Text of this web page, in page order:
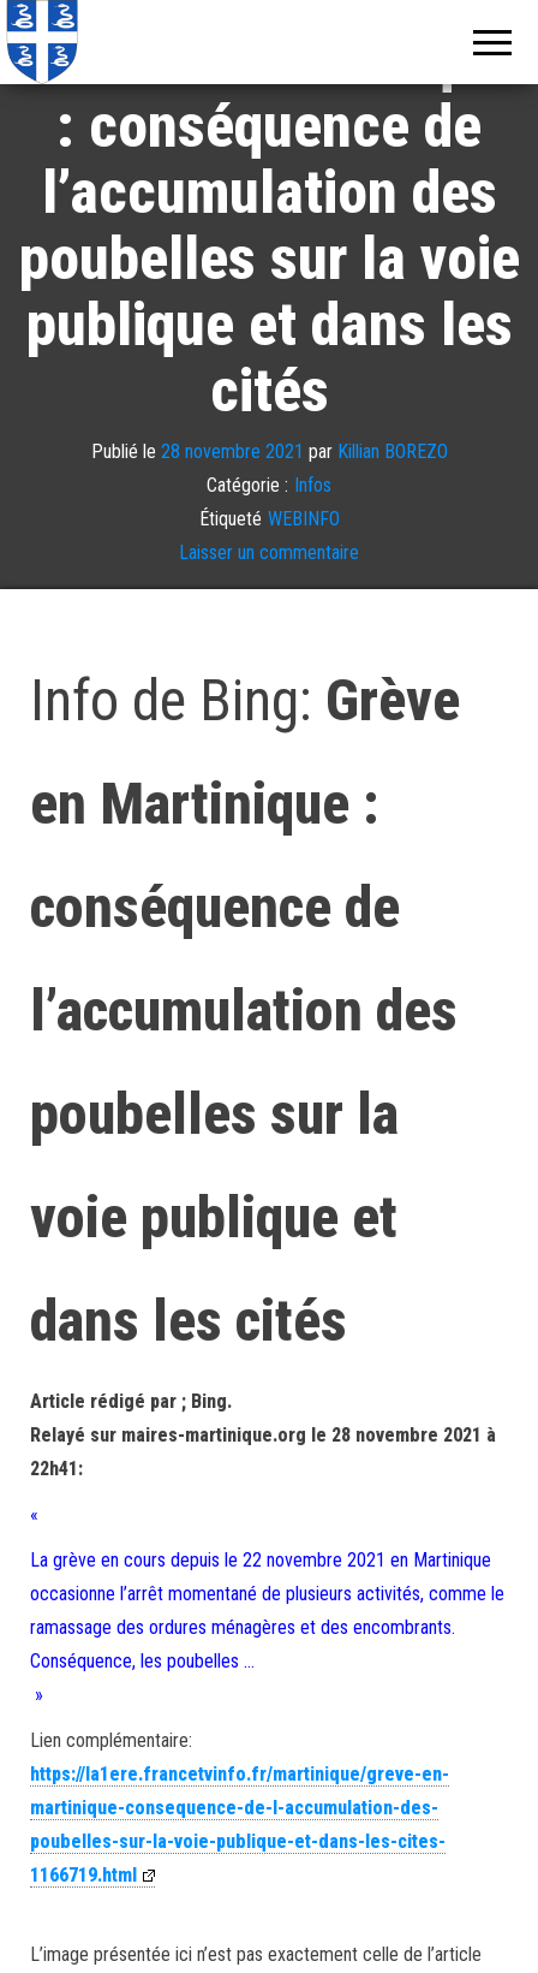
Grève en Martinique
: conséquence de
l’accumulation des
poubelles sur la voie
publique et dans les
cités
Publié le 28 novembre 2021 par Killian BOREZO
Catégorie : Infos
Étiqueté WEBINFO
Laisser un commentaire
Info de Bing: Grève
en Martinique :
conséquence de
l’accumulation des
poubelles sur la
voie publique et
dans les cités
Article rédigé par ; Bing.
Relayé sur maires-martinique.org le 28 novembre 2021 à
22h41:
«
La grève en cours depuis le 22 novembre 2021 en Martinique
occasionne l’arrêt momentané de plusieurs activités, comme le
ramassage des ordures ménagères et des encombrants.
Conséquence, les poubelles …
»
Lien complémentaire:
https://la1ere.francetvinfo.fr/martinique/greve-en-
martinique-consequence-de-l-accumulation-des-
poubelles-sur-la-voie-publique-et-dans-les-cites-
1166719.html
L’image présentée ici n’est pas exactement celle de l’article